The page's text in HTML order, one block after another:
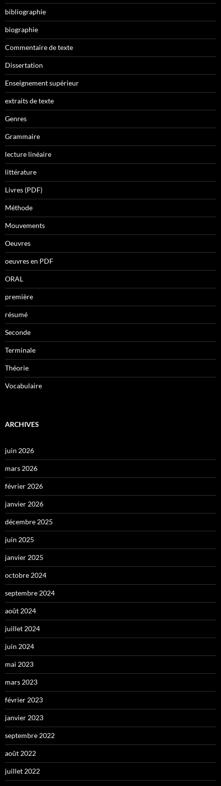
bibliographie
biographie
Commentaire de texte
Dissertation
Enseignement supérieur
extraits de texte
Genres
Grammaire
lecture linéaire
littérature
Livres (PDF)
Méthode
Mouvements
Oeuvres
oeuvres en PDF
ORAL
première
résumé
Seconde
Terminale
Théorie
Vocabulaire
ARCHIVES
juin 2026
mars 2026
février 2026
janvier 2026
décembre 2025
juin 2025
janvier 2025
octobre 2024
septembre 2024
août 2024
juillet 2024
juin 2024
mai 2023
mars 2023
février 2023
janvier 2023
septembre 2022
août 2022
juillet 2022